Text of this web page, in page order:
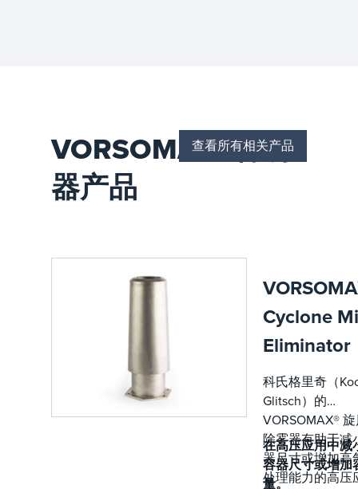
VORSOMAX® 除雾
器产品
查看所有相关产品
Cyclone
Eliminator
科氏格里奇（
Glitsch）的
VORSOMAX®
除雾器有助于减
器尺寸或增加高
处理能力的高压
在高压应用中减
容器尺寸或增加
量。